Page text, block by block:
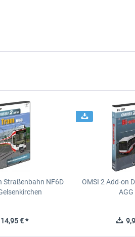
Straßenbahn NF6D
€ *
OMSI 2 Add-on